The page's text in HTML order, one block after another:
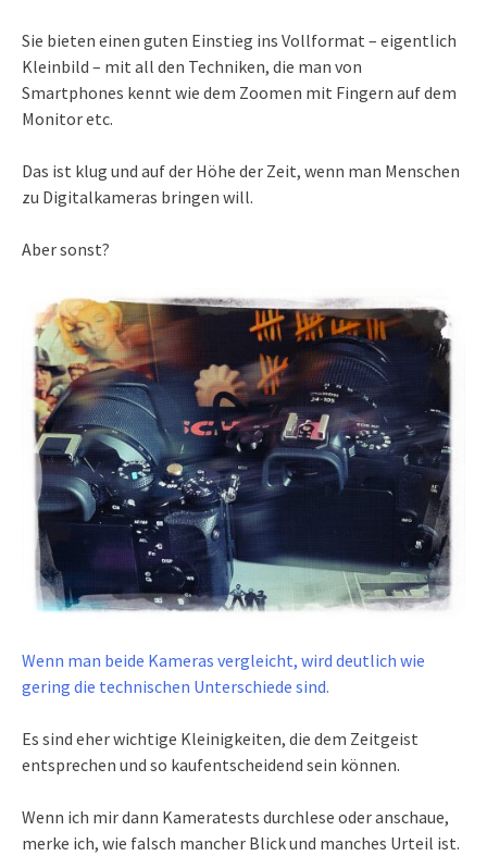
Sie bieten einen guten Einstieg ins Vollformat – eigentlich
Kleinbild – mit all den Techniken, die man von
Smartphones kennt wie dem Zoomen mit Fingern auf dem
Monitor etc.
Das ist klug und auf der Höhe der Zeit, wenn man Menschen
zu Digitalkameras bringen will.
Aber sonst?
Wenn man beide Kameras vergleicht, wird deutlich wie
gering die technischen Unterschiede sind.
Es sind eher wichtige Kleinigkeiten, die dem Zeitgeist
entsprechen und so kaufentscheidend sein können.
Wenn ich mir dann Kameratests durchlese oder anschaue,
merke ich, wie falsch mancher Blick und manches Urteil ist.